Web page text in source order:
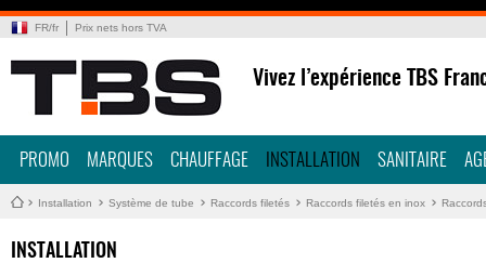
FR/fr Prix nets hors TVA
Vivez l’expérience TBS
PROMO MARQUES CHAUFFAGE INSTALLATION SANITAIRE
Installation Système de tube Raccords filetés Raccords filetés en inox
INSTALLATION